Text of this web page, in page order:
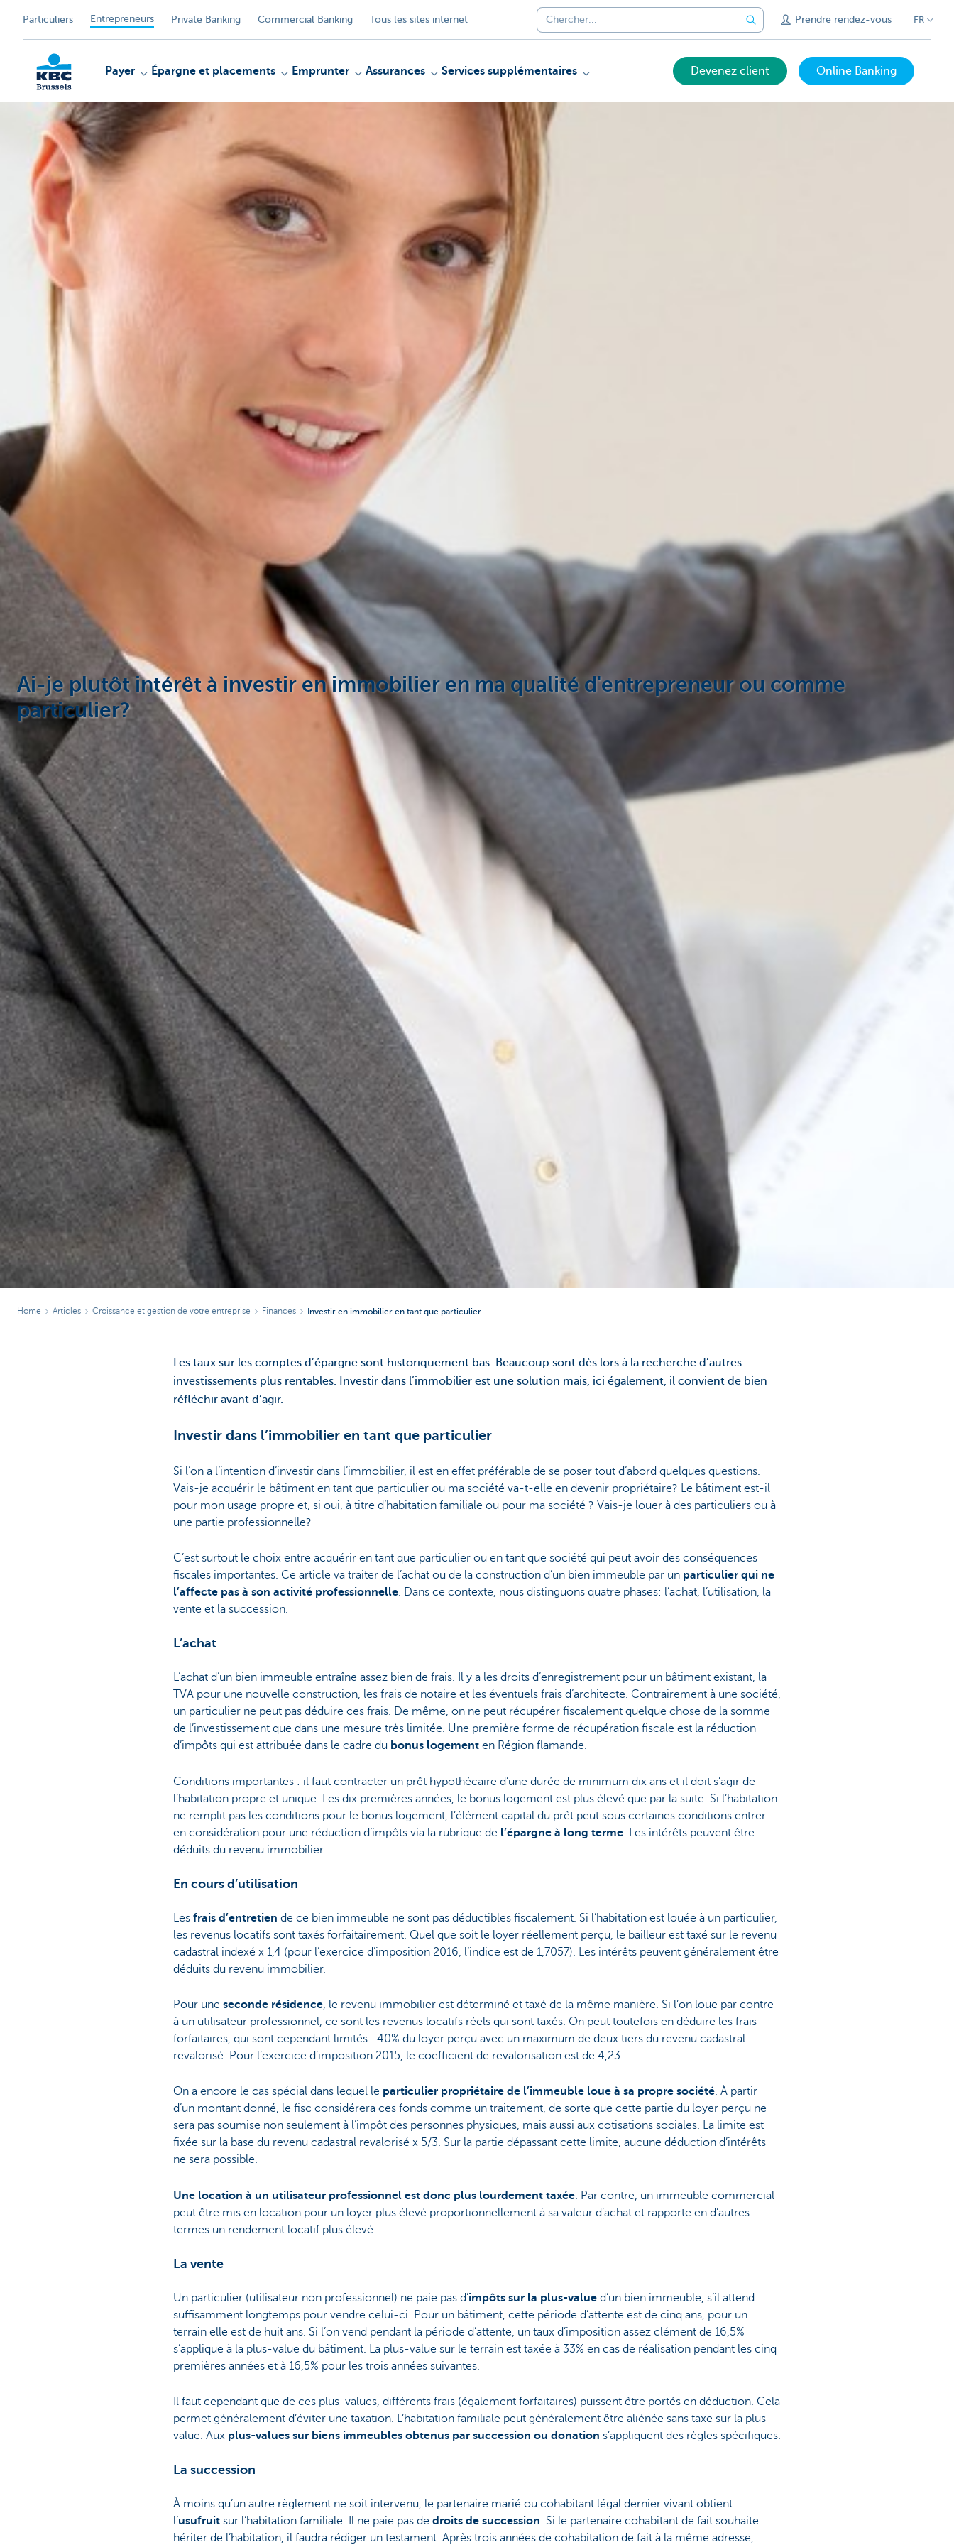
Particuliers Entrepreneurs Private Banking Commercial Banking Tous les sites internet Prendre rendez-vous FR
KBC
Entrepreneurs
Payer Épargne et placements Emprunter Assurances Services supplémentaires Devenez client Online Banking
Ai-je plutôt intérêt à investir en immobilier en ma qualité d'entrepreneur ou comme
particulier?
Home Articles Croissance et gestion de votre entreprise Finances Investir en immobilier en tant que particulier
Les taux sur les comptes d’épargne sont historiquement bas. Beaucoup sont dès lors à la recherche d’autres
investissements plus rentables. Investir dans l’immobilier est une solution mais, ici également, il convient de bien
réfléchir avant d’agir.
Investir dans l’immobilier en tant que particulier
Si l’on a l’intention d’investir dans l’immobilier, il est en effet préférable de se poser tout d’abord quelques questions.
Vais-je acquérir le bâtiment en tant que particulier ou ma société va-t-elle en devenir propriétaire? Le bâtiment est-il
pour mon usage propre et, si oui, à titre d’habitation familiale ou pour ma société ? Vais-je louer à des particuliers ou à
une partie professionnelle?
C’est surtout le choix entre acquérir en tant que particulier ou en tant que société qui peut avoir des conséquences
fiscales importantes. Ce article va traiter de l’achat ou de la construction d’un bien immeuble par un particulier qui ne
l’affecte pas à son activité professionnelle. Dans ce contexte, nous distinguons quatre phases: l’achat, l’utilisation, la
vente et la succession.
L’achat
L’achat d’un bien immeuble entraîne assez bien de frais. Il y a les droits d’enregistrement pour un bâtiment existant, la
TVA pour une nouvelle construction, les frais de notaire et les éventuels frais d’architecte. Contrairement à une société,
un particulier ne peut pas déduire ces frais. De même, on ne peut récupérer fiscalement quelque chose de la somme
de l’investissement que dans une mesure très limitée. Une première forme de récupération fiscale est la réduction
d’impôts qui est attribuée dans le cadre du bonus logement en Région flamande.
Conditions importantes : il faut contracter un prêt hypothécaire d’une durée de minimum dix ans et il doit s’agir de
l’habitation propre et unique. Les dix premières années, le bonus logement est plus élevé que par la suite. Si l’habitation
ne remplit pas les conditions pour le bonus logement, l’élément capital du prêt peut sous certaines conditions entrer
en considération pour une réduction d’impôts via la rubrique de l’épargne à long terme . Les intérêts peuvent être
déduits du revenu immobilier.
En cours d’utilisation
Les frais d’entretien de ce bien immeuble ne sont pas déductibles fiscalement. Si l’habitation est louée à un particulier,
les revenus locatifs sont taxés forfaitairement. Quel que soit le loyer réellement perçu, le bailleur est taxé sur le revenu
cadastral indexé x 1,4 (pour l’exercice d’imposition 2016, l’indice est de 1,7057). Les intérêts peuvent généralement être
déduits du revenu immobilier.
Pour une seconde résidence, le revenu immobilier est déterminé et taxé de la même manière. Si l’on loue par contre
à un utilisateur professionnel, ce sont les revenus locatifs réels qui sont taxés. On peut toutefois en déduire les frais
forfaitaires, qui sont cependant limités : 40% du loyer perçu avec un maximum de deux tiers du revenu cadastral
revalorisé. Pour l’exercice d’imposition 2015, le coefficient de revalorisation est de 4,23.
On a encore le cas spécial dans lequel le particulier propriétaire de l’immeuble loue à sa propre société. À partir
d’un montant donné, le fisc considérera ces fonds comme un traitement, de sorte que cette partie du loyer perçu ne
sera pas soumise non seulement à l’impôt des personnes physiques, mais aussi aux cotisations sociales. La limite est
fixée sur la base du revenu cadastral revalorisé x 5/3. Sur la partie dépassant cette limite, aucune déduction d’intérêts
ne sera possible.
Une location à un utilisateur professionnel est donc plus lourdement taxée. Par contre, un immeuble commercial
peut être mis en location pour un loyer plus élevé proportionnellement à sa valeur d’achat et rapporte en d’autres
termes un rendement locatif plus élevé.
La vente
Un particulier (utilisateur non professionnel) ne paie pas d’impôts sur la plus-value d’un bien immeuble, s’il attend
suffisamment longtemps pour vendre celui-ci. Pour un bâtiment, cette période d’attente est de cinq ans, pour un
terrain elle est de huit ans. Si l’on vend pendant la période d’attente, un taux d’imposition assez clément de 16,5%
s’applique à la plus-value du bâtiment. La plus-value sur le terrain est taxée à 33% en cas de réalisation pendant les cinq
premières années et à 16,5% pour les trois années suivantes.
Il faut cependant que de ces plus-values, différents frais (également forfaitaires) puissent être portés en déduction. Cela
permet généralement d’éviter une taxation. L’habitation familiale peut généralement être aliénée sans taxe sur la plus-
value. Aux plus-values sur biens immeubles obtenus par succession ou donation s’appliquent des règles spécifiques.
La succession
À moins qu’un autre règlement ne soit intervenu, le partenaire marié ou cohabitant légal dernier vivant obtient
l’usufruit sur l’habitation familiale. Il ne paie pas de droits de succession. Si le partenaire cohabitant de fait souhaite
hériter de l’habitation, il faudra rédiger un testament. Après trois années de cohabitation de fait à la même adresse,